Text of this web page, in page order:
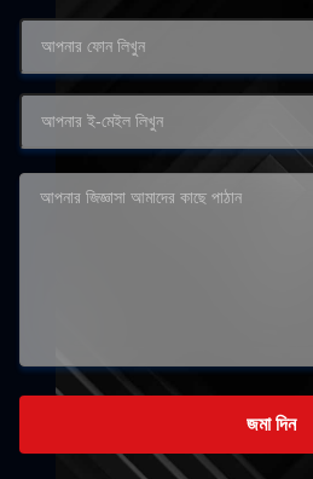
জমা দিন